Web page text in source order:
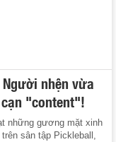
nhện vừa
"content"!
những gương mặt xinh
sân tập Pickleball,